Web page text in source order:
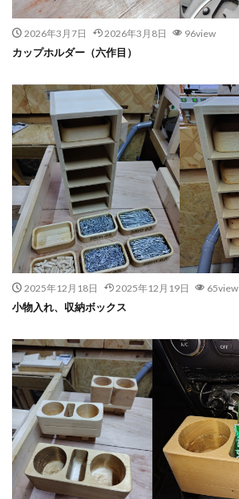
2026年3月7日 2026年3月8日 96view
カップホルダー（六作目）
2025年12月18日 2025年12月19日 65view
小物入れ、収納ボックス